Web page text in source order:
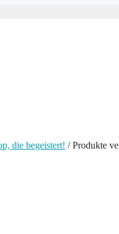
die begeistert! / Produkte